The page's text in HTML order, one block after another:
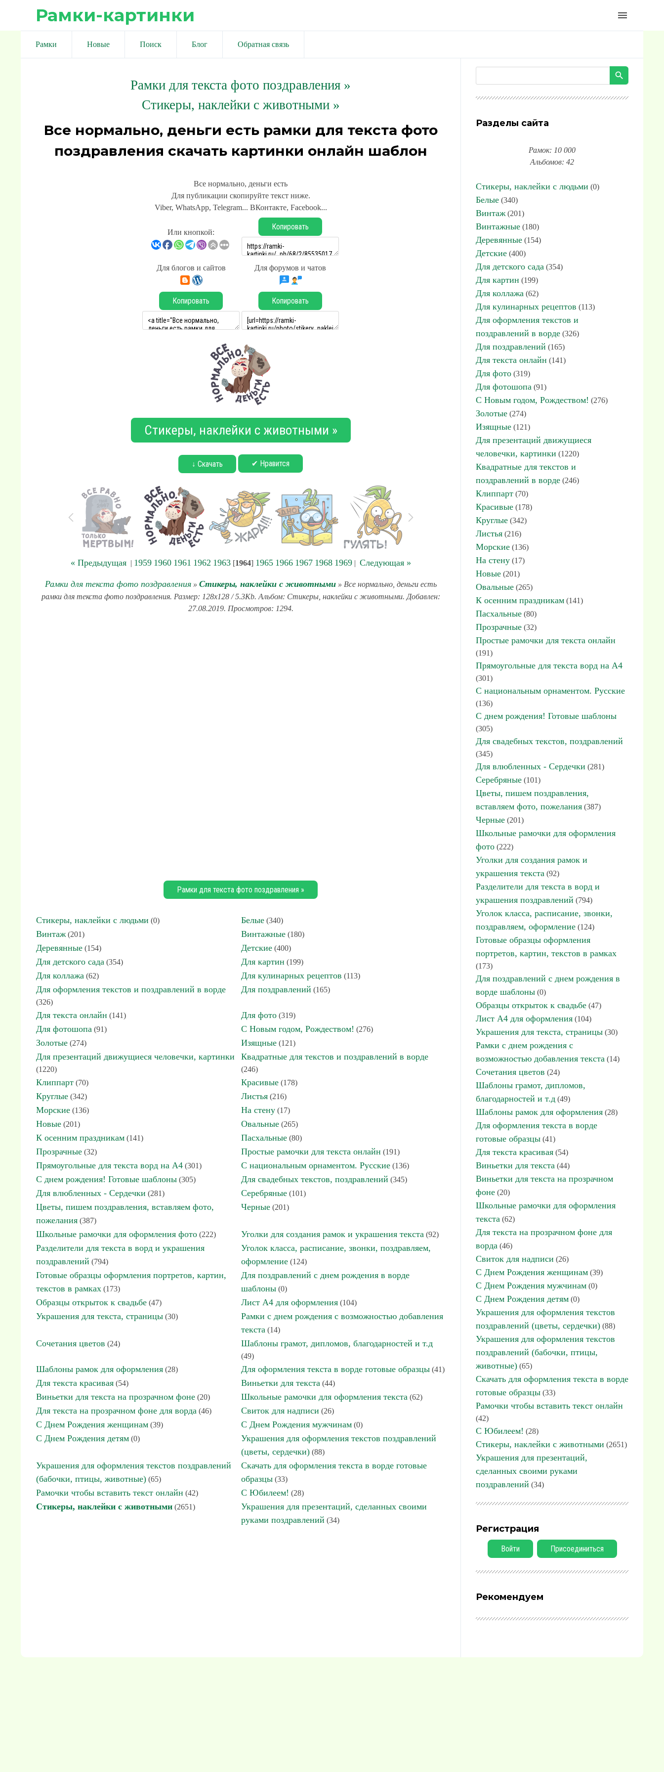
Рамки-картинки menu
Рамки Новые Поиск Блог Обратная связь
Рамки для текста фото поздравления »
Стикеры, наклейки с животными »
Все нормально, деньги есть рамки для текста фото
поздравления скачать картинки онлайн шаблон
Все нормально, деньги есть
Для публикации скопируйте текст ниже.
Viber, WhatsApp, Telegram... ВКонтакте, Facebook...
Или кнопкой:
Копировать
Для блогов и сайтов Для форумов и чатов
Копировать Копировать
Стикеры, наклейки с животными »
↓ Скачать ✔ Нравится
« Предыдущая| 1959 1960 1961 1962 1963[1964] 1965 1966 1967 1968 1969| Следующая »
Рамки для текста фото поздравления» Стикеры, наклейки с животными» Все нормально, деньги есть
рамки для текста фото поздравления. Размер: 128x128 / 5.3Kb. Альбом: Стикеры, наклейки с животными. Добавлен:
27.08.2019. Просмотров: 1294.
Рамки для текста фото поздравления »
Стикеры, наклейки с людьми (0) Белые (340)
Винтаж (201) Винтажные (180)
Деревянные (154) Детские (400)
Для детского сада (354) Для картин (199)
Для коллажа (62) Для кулинарных рецептов (113)
Для оформления текстов и поздравлений в ворде
(326)
Для поздравлений (165)
Для текста онлайн (141) Для фото (319)
Для фотошопа (91) С Новым годом, Рождеством! (276)
Золотые (274) Изящные (121)
Для презентаций движущиеся человечки, картинки
(1220)
Квадратные для текстов и поздравлений в ворде
(246)
Клиппарт (70) Красивые (178)
Круглые (342) Листья (216)
Морские (136) На стену (17)
Новые (201) Овальные (265)
К осенним праздникам (141) Пасхальные (80)
Прозрачные (32) Простые рамочки для текста онлайн (191)
Прямоугольные для текста ворд на А4 (301) С национальным орнаментом. Русские (136)
С днем рождения! Готовые шаблоны (305) Для свадебных текстов, поздравлений (345)
Для влюбленных - Сердечки (281) Серебряные (101)
Цветы, пишем поздравления, вставляем фото,
пожелания (387)
Черные (201)
Школьные рамочки для оформления фото (222) Уголки для создания рамок и украшения текста (92)
Разделители для текста в ворд и украшения
поздравлений (794)
Уголок класса, расписание, звонки, поздравляем,
оформление (124)
Готовые образцы оформления портретов, картин,
текстов в рамках (173)
Для поздравлений с днем рождения в ворде
шаблоны (0)
Образцы открыток к свадьбе (47) Лист А4 для оформления (104)
Украшения для текста, страницы (30)
Рамки с днем рождения с возможностью добавления
текста (14)
Сочетания цветов (24) Шаблоны грамот, дипломов, благодарностей и т.д
(49)
Шаблоны рамок для оформления (28) Для оформления текста в ворде готовые образцы (41)
Для текста красивая (54) Виньетки для текста (44)
Виньетки для текста на прозрачном фоне (20) Школьные рамочки для оформления текста (62)
Для текста на прозрачном фоне для ворда (46) Свиток для надписи (26)
С Днем Рождения женщинам (39) С Днем Рождения мужчинам (0)
С Днем Рождения детям (0)
Украшения для оформления текстов поздравлений
(цветы, сердечки) (88)
Украшения для оформления текстов поздравлений
(бабочки, птицы, животные) (65)
Скачать для оформления текста в ворде готовые
образцы (33)
Рамочки чтобы вставить текст онлайн (42) С Юбилеем! (28)
Стикеры, наклейки с животными (2651)
Украшения для презентаций, сделанных своими
руками поздравлений (34)
Разделы сайта
Рамок: 10 000
Альбомов: 42
Стикеры, наклейки с людьми (0)
Белые (340)
Винтаж (201)
Винтажные (180)
Деревянные (154)
Детские (400)
Для детского сада (354)
Для картин (199)
Для коллажа (62)
Для кулинарных рецептов (113)
Для оформления текстов и
поздравлений в ворде (326)
Для поздравлений (165)
Для текста онлайн (141)
Для фото (319)
Для фотошопа (91)
С Новым годом, Рождеством! (276)
Золотые (274)
Изящные (121)
Для презентаций движущиеся
человечки, картинки (1220)
Квадратные для текстов и
поздравлений в ворде (246)
Клиппарт (70)
Красивые (178)
Круглые (342)
Листья (216)
Морские (136)
На стену (17)
Новые (201)
Овальные (265)
К осенним праздникам (141)
Пасхальные (80)
Прозрачные (32)
Простые рамочки для текста онлайн
(191)
Прямоугольные для текста ворд на А4
(301)
С национальным орнаментом. Русские
(136)
С днем рождения! Готовые шаблоны
(305)
Для свадебных текстов, поздравлений
(345)
Для влюбленных - Сердечки (281)
Серебряные (101)
Цветы, пишем поздравления,
вставляем фото, пожелания (387)
Черные (201)
Школьные рамочки для оформления
фото (222)
Уголки для создания рамок и
украшения текста (92)
Разделители для текста в ворд и
украшения поздравлений (794)
Уголок класса, расписание, звонки,
поздравляем, оформление (124)
Готовые образцы оформления
портретов, картин, текстов в рамках
(173)
Для поздравлений с днем рождения в
ворде шаблоны (0)
Образцы открыток к свадьбе (47)
Лист А4 для оформления (104)
Украшения для текста, страницы (30)
Рамки с днем рождения с
возможностью добавления текста (14)
Сочетания цветов (24)
Шаблоны грамот, дипломов,
благодарностей и т.д (49)
Шаблоны рамок для оформления (28)
Для оформления текста в ворде
готовые образцы (41)
Для текста красивая (54)
Виньетки для текста (44)
Виньетки для текста на прозрачном
фоне (20)
Школьные рамочки для оформления
текста (62)
Для текста на прозрачном фоне для
ворда (46)
Свиток для надписи (26)
С Днем Рождения женщинам (39)
С Днем Рождения мужчинам (0)
С Днем Рождения детям (0)
Украшения для оформления текстов
поздравлений (цветы, сердечки) (88)
Украшения для оформления текстов
поздравлений (бабочки, птицы,
животные) (65)
Скачать для оформления текста в ворде
готовые образцы (33)
Рамочки чтобы вставить текст онлайн
(42)
С Юбилеем! (28)
Стикеры, наклейки с животными (2651)
Украшения для презентаций,
сделанных своими руками
поздравлений (34)
Регистрация
Войти Присоединиться
Рекомендуем